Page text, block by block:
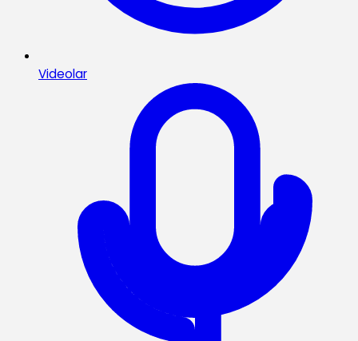
Videolar